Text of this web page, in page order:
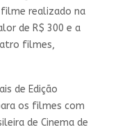
realizado na
de R$ 300 e a
filmes,
de Edição
os filmes com
de Cinema de